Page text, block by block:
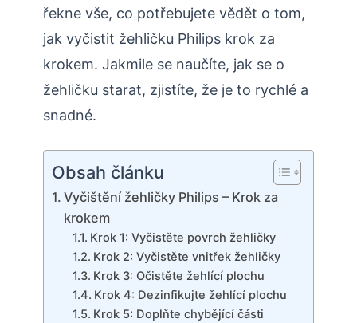
řekne vše, co potřebujete vědět o tom,
jak vyčistit žehličku Philips krok za
krokem. Jakmile se naučíte, jak se o
žehličku starat, zjistíte, že je to rychlé a
snadné.
Obsah článku
Vyčištění žehličky Philips – Krok za
krokem
Krok 1: Vyčistěte povrch žehličky
Krok 2: Vyčistěte vnitřek žehličky
Krok 3: Očistěte žehlící plochu
Krok 4: Dezinfikujte žehlící plochu
Krok 5: Doplňte chybějící části